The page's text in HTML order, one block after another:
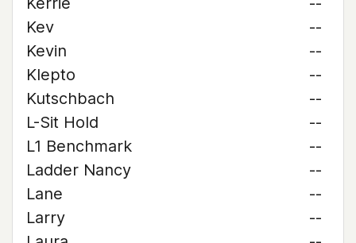
Kev
--
Kevin
--
Klepto
--
Kutschbach
--
L-Sit Hold
--
L1 Benchmark
--
Ladder Nancy
--
Lane
--
Larry
--